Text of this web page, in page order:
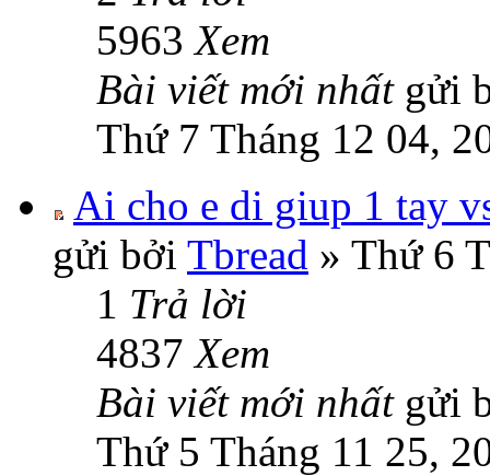
5963Xem
Bài viết mới nhất gửi
Thứ 7 Tháng 12 04,
Ai cho e di giup 1 tay
gửi bởi Tbread » Thứ 6
1 Trả lời
4837Xem
Bài viết mới nhất gửi
Thứ 5 Tháng 11 25,